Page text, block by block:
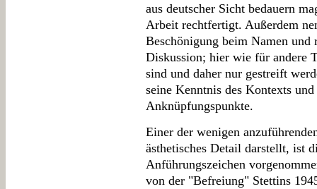
aus deutscher Sicht bedauern
Arbeit rechtfertigt. Außerdem
Beschönigung beim Namen und
Diskussion; hier wie für andere
sind und daher nur gestreift
seine Kenntnis des Kontexts
Anknüpfungspunkte.
Einer der wenigen
ästhetisches Detail darstellt, ist
Anführungszeichen
von der "Befreiung" Stettins